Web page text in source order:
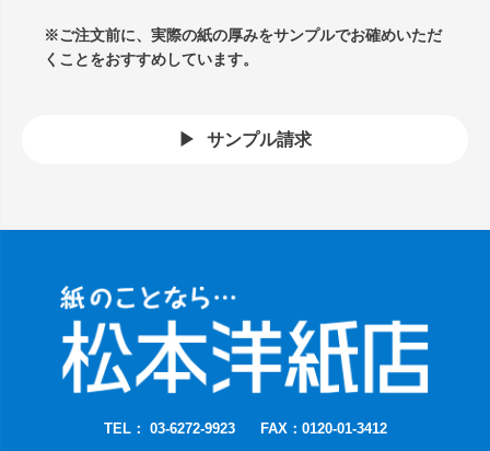
※ご注文前に、実際の紙の厚みをサンプルでお確めいただ
くことをおすすめしています。
サンプル請求
TEL： 03-6272-9923
FAX：0120-01-3412